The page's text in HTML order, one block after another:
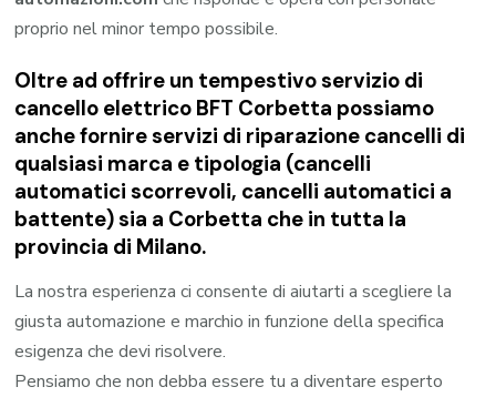
proprio nel minor tempo possibile.
Oltre ad offrire un tempestivo servizio di
cancello elettrico BFT Corbetta possiamo
anche fornire servizi di riparazione cancelli di
qualsiasi marca e tipologia (cancelli
automatici scorrevoli, cancelli automatici a
battente) sia a Corbetta che in tutta la
provincia di Milano.
La nostra esperienza ci consente di aiutarti a scegliere la
giusta automazione e marchio in funzione della specifica
esigenza che devi risolvere.
Pensiamo che non debba essere tu a diventare esperto